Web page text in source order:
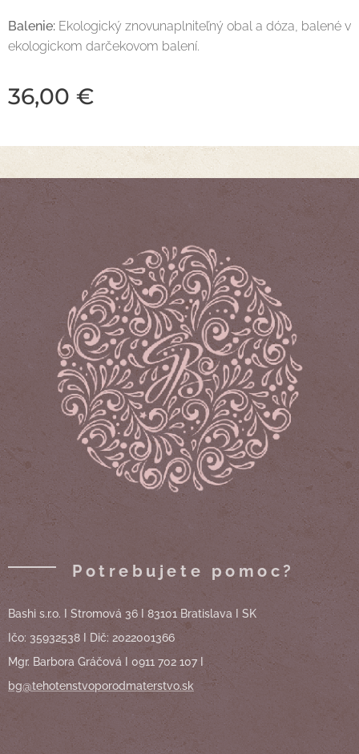
Balenie: Ekologický znovunaplniteľný obal a dóza, balené v
ekologickom darčekovom balení.
36,00 €
Potrebujete pomoc?
Bashi s.r.o. I Stromová 36 I 83101 Bratislava I SK
Ičo: 35932538 I Dič: 2022001366
Mgr. Barbora Gráčová I 0911 702 107 I
bg@tehotenstvoporodmaterstvo.sk